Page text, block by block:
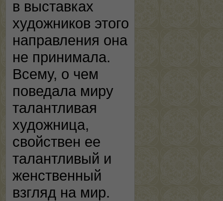
в выставках
художников этого
направления она
не принимала.
Всему, о чем
поведала миру
талантливая
художница,
свойствен ее
талантливый и
женственный
взгляд на мир.